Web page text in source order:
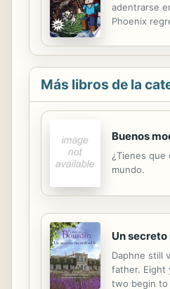
adentrarse
Phoenix
Más libros de la
Buenos
¿Tienes que
mundo.
Un
Daphne still
father. Eight
two begin to